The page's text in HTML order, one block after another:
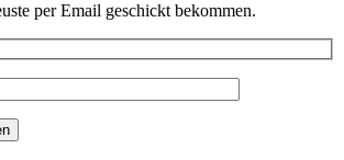
per Email geschickt bekommen.